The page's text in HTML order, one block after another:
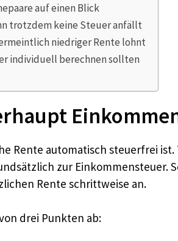
auf einen Blick
trotzdem keine Steuer anfällt
niedriger Rente lohnt
individuell berechnen sollten
Rente automatisch steuerfrei
zur Einkommensteuer.
Rente schrittweise an.
drei Punkten ab: